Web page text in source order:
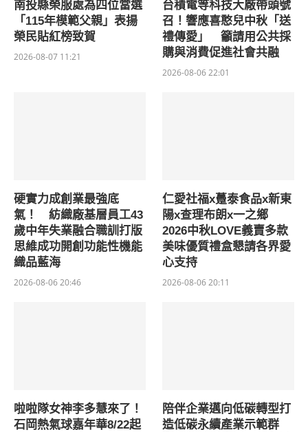
南投縣榮服處為四位當選
「115年模範父親」表揚
榮民貼紅榜致賀
2026-08-07 11:21
台積電等科技大廠帶頭號
召！響應喜憨兒中秋「送
禮傳愛」 籲請用公共採
購與消費促進社會共融
2026-08-06 22:01
硬實力成創業最強底
氣！ 紡織廠基層員工43
歲中年失業融合職訓打版
思維成功開創功能性機能
織品藍海
2026-08-06 20:46
仁愛社福x躉泰食品x新東
陽x查理布朗x一之鄉
2026中秋LOVE義賣多款
美味優質禮盒懇請各界愛
心支持
2026-08-06 20:11
啦啦隊女神李多慧來了！
石岡熱氣球嘉年華8/22起
陪伴企業邁向低碳轉型打
造低碳永續產業示範群